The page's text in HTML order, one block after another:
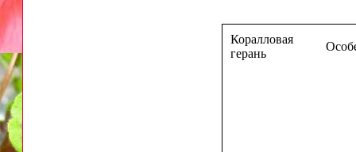
Коралловая
герань